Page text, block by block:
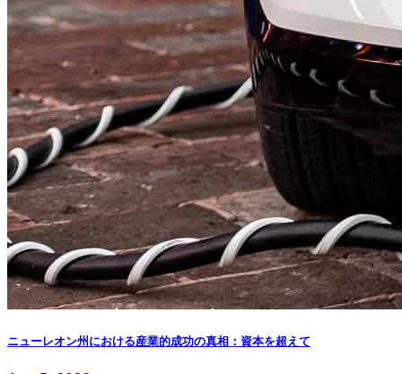
ニューレオン州における産業的成功の真相：資本を超えて